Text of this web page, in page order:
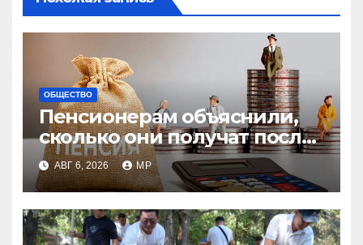
ОБЩЕСТВО
Пенсионерам объяснили,
сколько они получат после
индексации
АВГ 6, 2026 MP